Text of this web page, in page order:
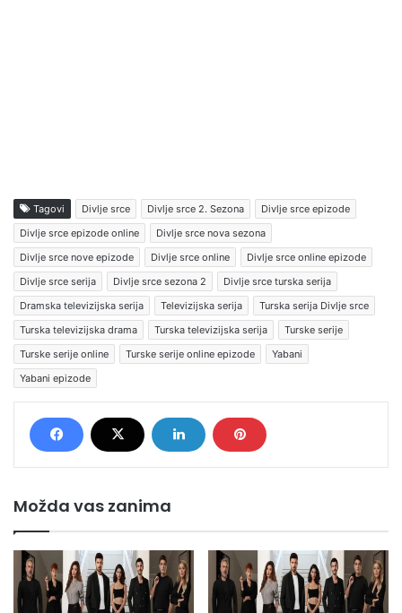
Tagovi Divlje srce Divlje srce 2. Sezona
Divlje srce epizode
Divlje srce epizode online
Divlje srce nova sezona
Divlje srce nove epizode
Divlje srce online
Divlje srce online epizode
Divlje srce serija
Divlje srce sezona 2
Divlje srce turska serija
Dramska televizijska serija
Televizijska serija
Turska serija Divlje srce
Turska televizijska drama
Turska televizijska serija
Turske serije
Turske serije online
Turske serije online epizode
Yabani
Yabani epizode
Možda vas zanima